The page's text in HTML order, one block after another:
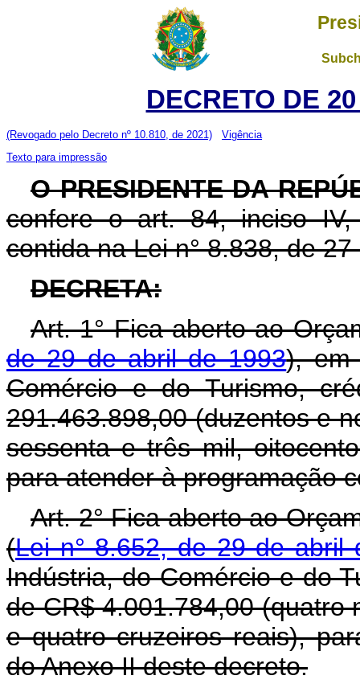
DECRETO DE
(Revogado pelo Decreto nº 10.810, de 2021)
Vigência
Texto para impressão
O PRESIDENTE DA
confere o art. 84, inciso
contida na Lei n° 8.838, de
DECRETA:
Art. 1° Fica aberto ao
de 29 de abril de 1993), em
Comércio e do Turismo,
291.463.898,00 (duzentos e
sessenta e três mil,
para atender à programação
Art. 2° Fica aberto ao
(Lei n° 8.652, de 29 de abril
Indústria, do Comércio e do
de CR$ 4.001.784,00 (quatro
e quatro cruzeiros reais),
do Anexo II deste decreto.